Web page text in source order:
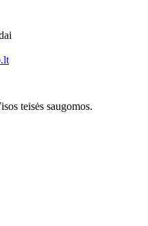
teisės saugomos.